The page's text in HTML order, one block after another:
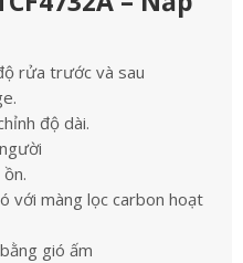
rửa trước và sau
độ dài.
với màng lọc carbon hoạt
gió ấm